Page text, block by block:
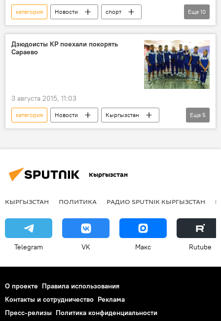
категория Новости
спорт
В мире
РИО 2016
Кыргызстан
Новости РИО-2016
Рио-де-Жанейро
Олимпийские игры в Бразилии
Еще 10
Дзюдоисты КР поехали покорять
Сараево
3 августа 2015, 11:03
категория Новости
Кыргызстан
спорт
В мире
Сараево
Еще 5
Кыргызстан
КЫРГЫЗСТАН ПОЛИТИКА РАДИО SPUTNIK КЫРГЫЗСТАН
Telegram VK Макс Rutube
О проекте Правила использования
Контакты и сотрудничество Реклама
Пресс-релизы Политика конфиденциальности